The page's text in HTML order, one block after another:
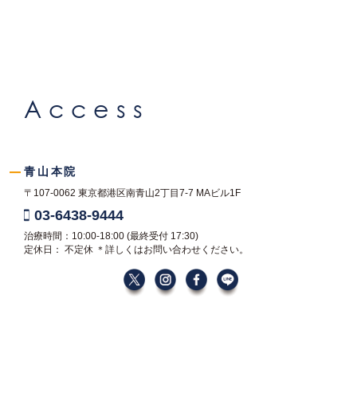
Access
青山本院
〒107-0062 東京都港区南青山2丁目7-7 MAビル1F
03-6438-9444
治療時間：10:00-18:00 (最終受付 17:30)
定休日： 不定休 ＊詳しくはお問い合わせください。